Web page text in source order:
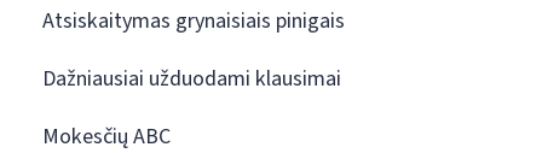
Atsiskaitymas grynaisiais pinigais
Dažniausiai užduodami klausimai
Mokesčių ABC